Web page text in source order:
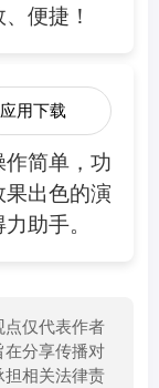
便捷！
应用下载
简单，功
出色的演
助手。
仅代表作者
分享传播对
担相关法律责